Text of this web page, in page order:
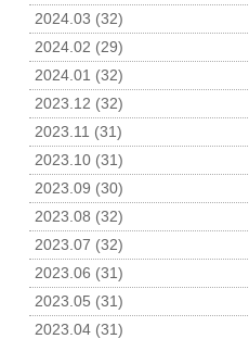
2024.03 (32)
2024.02 (29)
2024.01 (32)
2023.12 (32)
2023.11 (31)
2023.10 (31)
2023.09 (30)
2023.08 (32)
2023.07 (32)
2023.06 (31)
2023.05 (31)
2023.04 (31)